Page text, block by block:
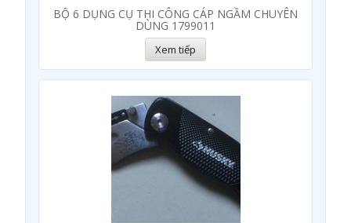
BỘ 6 DỤNG CỤ THI CÔNG CÁP NGẦM CHUYÊN
DÙNG 1799011
Xem tiếp